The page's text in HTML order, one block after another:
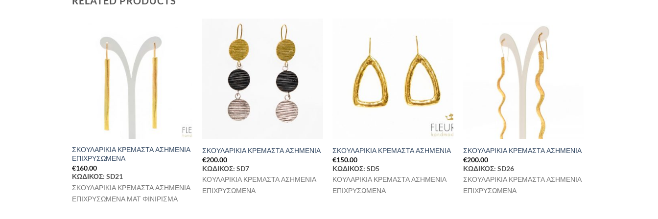
Προσθήκη
Επιθυμιών
ΣΚΟΥΛΑΡΙΚΙΑ ΚΡΕΜΑΣΤΑ ΑΣΗΜΕΝΙΑ
ΕΠΙΧΡΥΣΩΜΕΝΑ
€160.00
ΚΩΔΙΚΟΣ: SD21
ΣΚΟΥΛΑΡΙΚΙΑ ΚΡΕΜΑΣΤΑ ΑΣΗΜΕΝΙΑ
ΕΠΙΧΡΥΣΩΜΕΝΑ ΜΑΤ ΦΙΝΙΡΙΣΜΑ
Προσθήκη
στη Λίστα
Επιθυμιών
ΣΚΟΥΛΑΡΙΚΙΑ ΚΡΕΜΑΣΤΑ ΑΣΗΜΕΝΙΑ
€200.00
ΚΩΔΙΚΟΣ: SD7
ΚΟΥΛΑΡΙΚΙΑ ΚΡΕΜΑΣΤΑ ΑΣΗΜΕΝΙΑ
ΕΠΙΧΡΥΣΩΜΕΝΑ
Προσθήκη
στη Λίστα
Επιθυμιών
ΣΚΟΥΛΑΡΙΚΙΑ ΚΡΕΜΑΣΤΑ ΑΣΗΜΕΝΙΑ
€150.00
ΚΩΔΙΚΟΣ: SD5
ΚΟΥΛΑΡΙΚΙΑ ΚΡΕΜΑΣΤΑ ΑΣΗΜΕΝΙΑ
ΕΠΙΧΡΥΣΩΜΕΝΑ
Επιθυμιών
ΣΚΟΥΛΑΡΙΚΙΑ ΚΡΕΜΑΣΤΑ ΑΣΗΜΕΝΙΑ
€200.00
ΚΩΔΙΚΟΣ: SD26
ΣΚΟΥΛΑΡΙΚΙΑ ΚΡΕΜΑΣΤΑ ΑΣΗΜΕΝΙΑ
ΕΠΙΧΡΥΣΩΜΕΝΑ